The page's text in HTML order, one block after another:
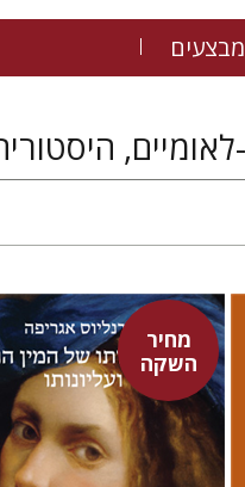
מבצעים
מחיר
השקה
היינריך קורנליוס אגריפה
אבנר בן-זקן
נתן רון